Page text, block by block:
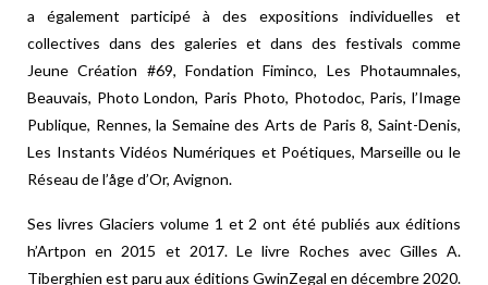
a également participé à des expositions individuelles et
collectives dans des galeries et dans des festivals comme
Jeune Création #69, Fondation Fiminco, Les Photaumnales,
Beauvais, Photo London, Paris Photo, Photodoc, Paris, l’Image
Publique, Rennes, la Semaine des Arts de Paris 8, Saint-Denis,
Les Instants Vidéos Numériques et Poétiques, Marseille ou le
Réseau de l’åge d’Or, Avignon.
Ses livres Glaciers volume 1 et 2 ont été publiés aux éditions
h’Artpon en 2015 et 2017. Le livre Roches avec Gilles A.
Tiberghien est paru aux éditions GwinZegal en décembre 2020.